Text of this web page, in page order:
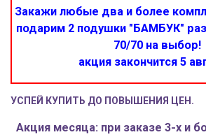
Закажи любые два и более
подарим 2 подушки "БАМБУК"
70/70 на выбор!
акция закончится 5
УСПЕЙ КУПИТЬ ДО ПОВЫШЕНИЯ ЦЕН.
Акция месяца: при заказе 3-х и